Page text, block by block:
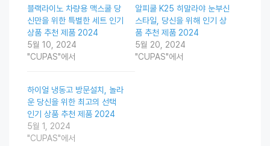
블랙라이노 차량용 맥스쿨 당
신만을 위한 특별한 세트 인기
상품 추천 제품 2024
5월 10, 2024
"CUPAS"에서
알피쿨 K25 히말라야 눈부신
스타일, 당신을 위해 인기 상
품 추천 제품 2024
5월 20, 2024
"CUPAS"에서
하이얼 냉동고 방문설치, 놀라
운 당신을 위한 최고의 선택
인기 상품 추천 제품 2024
5월 1, 2024
"CUPAS"에서